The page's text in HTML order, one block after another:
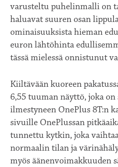
varusteltu puhelinmalli on
haluavat suuren osan
ominaisuuksista hieman
euron lähtöhinta
tässä mielessä onnistunut
Kiiltävään kuoreen
6,55 tuuman näyttö, joka
ilmestyneen OnePlus 8T:n
sivuille OnePlussan
tunnettu kytkin, joka
normaalin tilan ja
myös äänenvoimakkuuden